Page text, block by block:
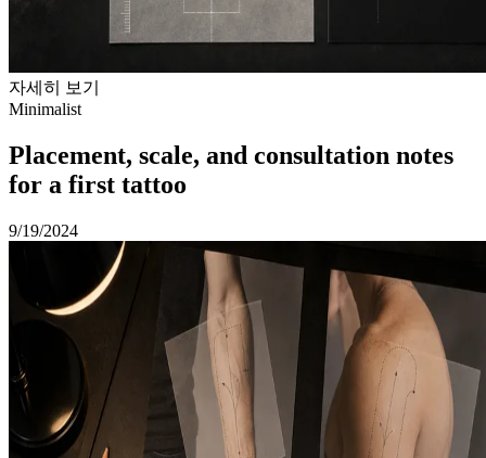
자세히 보기
Minimalist
Placement, scale, and consultation notes
for a first tattoo
9/19/2024